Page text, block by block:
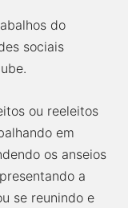
do
sociais
ou reeleitos
em
os anseios
a
se reunindo e